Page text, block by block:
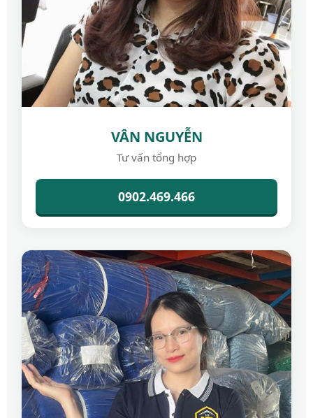
VÂN NGUYỄN
Tư vấn tổng hợp
0902.469.466